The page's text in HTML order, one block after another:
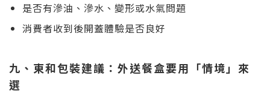
是否有滲油、滲水、變形或水氣問題
消費者收到後開蓋體驗是否良好
九、東和包裝建議：外送餐盒要用「情境」來
選